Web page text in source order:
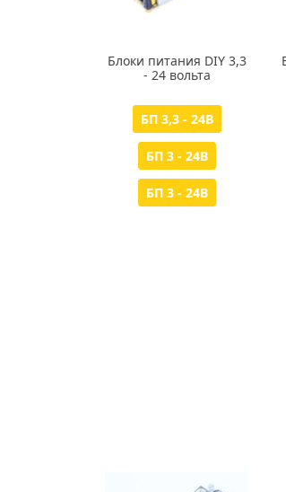
Блоки питания DIY 3,3
- 24 вольта
БП 3,3 - 24В
БП 3 - 24В
БП 3 - 24В